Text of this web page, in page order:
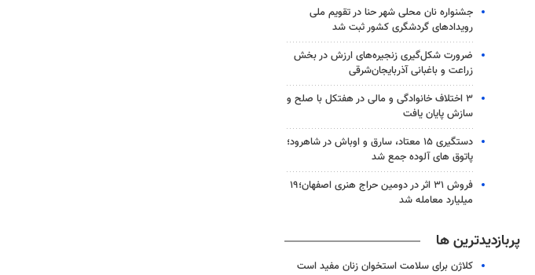
جشنواره نان محلی شهر حنا در تقویم ملی
رویدادهای گردشگری کشور ثبت شد
ضرورت شکل‌گیری زنجیره‌های ارزش در بخش
زراعت و باغبانی آذربایجان‌شرقی
۳ اختلاف خانوادگی و مالی در هفتکل با صلح و
سازش پایان یافت
دستگیری ۱۵ معتاد، سارق و اوباش در شاهرود؛
پاتوق های آلوده جمع شد
فروش ۳۱ اثر در دومین حراج هنری اصفهان؛۱۹
میلیارد معامله شد
پربازدیدترین ها
کلاژن برای سلامت استخوان زنان مفید است